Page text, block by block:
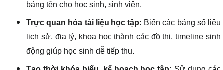
bảng tên cho học sinh, sinh viên.
Trực quan hóa tài liệu học tập: Biến các bảng số liệu
lịch sử, địa lý, khoa học thành các đồ thị, timeline sinh
động giúp học sinh dễ tiếp thu.